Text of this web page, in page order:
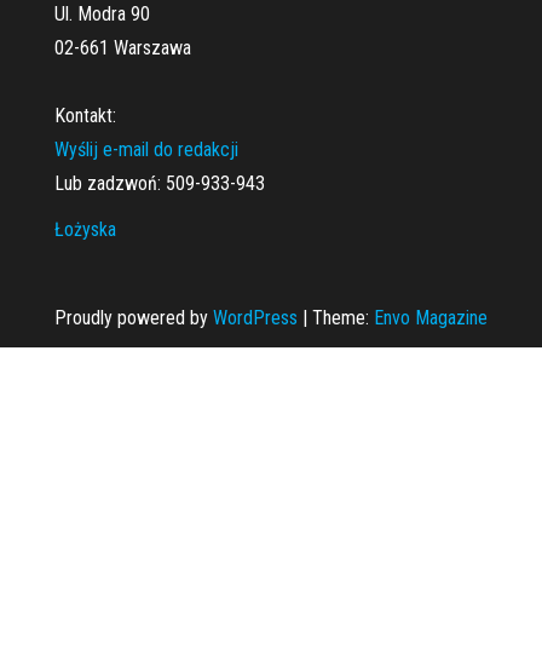
Ul. Modra 90
02-661 Warszawa
Kontakt:
Wyślij e-mail do redakcji
Lub zadzwoń: 509-933-943
Łożyska
Proudly powered by WordPress | Theme: Envo Magazine